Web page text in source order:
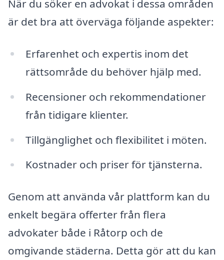
När du söker en advokat i dessa områden
är det bra att överväga följande aspekter:
Erfarenhet och expertis inom det
rättsområde du behöver hjälp med.
Recensioner och rekommendationer
från tidigare klienter.
Tillgänglighet och flexibilitet i möten.
Kostnader och priser för tjänsterna.
Genom att använda vår plattform kan du
enkelt begära offerter från flera
advokater både i Råtorp och de
omgivande städerna. Detta gör att du kan